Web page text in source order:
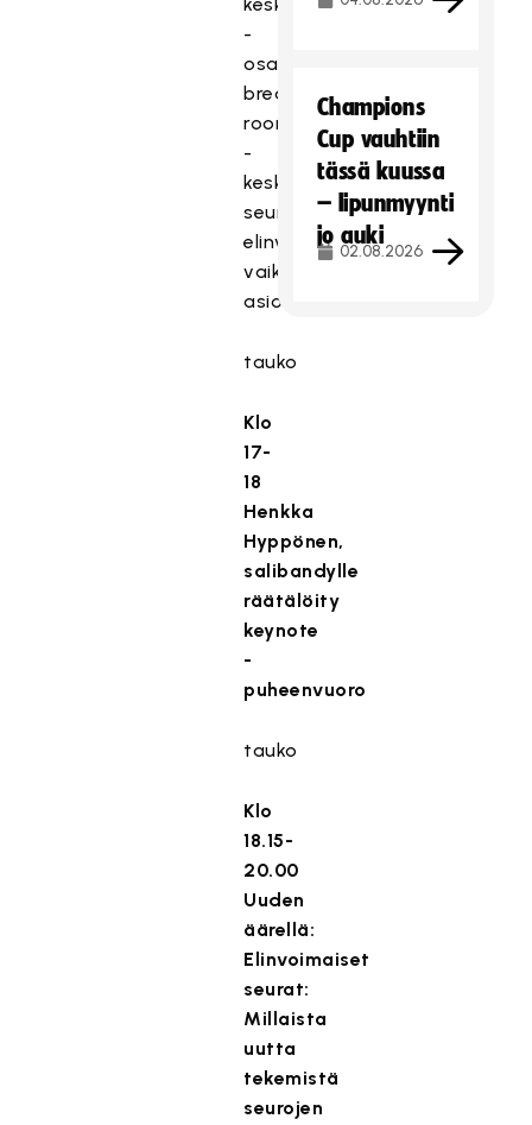
-
osallistujien
breakout
room
-
keskustelut
seurojen
elinvoimaan
vaikuttavista
asioista
tauko
Klo
17-
18
Henkka
Hyppönen,
salibandylle
räätälöity
keynote
-
puheenvuoro
tauko
Klo
18.15-
20.00
Uuden
äärellä:
Elinvoimaiset
seurat:
Millaista
uutta
tekemistä
seurojen
Champions
Cup vauhtiin
tässä kuussa
– lipunmyynti
jo auki
02.08.2026